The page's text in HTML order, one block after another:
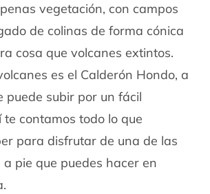
vegetación, con campos
de colinas de forma cónica
cosa que volcanes extintos.
es el Calderón Hondo, a
puede subir por un fácil
te contamos todo lo que
para disfrutar de una de las
pie que puedes hacer en